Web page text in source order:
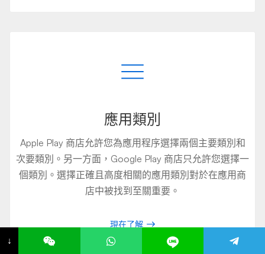
應用類別
Apple Play 商店允許您為應用程序選擇兩個主要類別和
次要類別。另一方面，Google Play 商店只允許您選擇一
個類別。選擇正確且高度相關的應用類別對於在應用商
店中被找到至關重要。
現在了解
↓